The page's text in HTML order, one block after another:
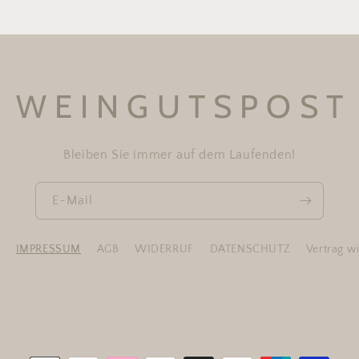
W E I N G U T S P O S T
Bleiben Sie immer auf dem Laufenden!
E-Mail
IMPRESSUM AGB WIDERRUF DATENSCHUTZ Vertrag